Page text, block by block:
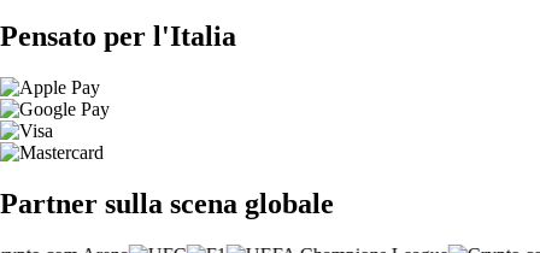
Pensato per l'Italia
Partner sulla scena globale